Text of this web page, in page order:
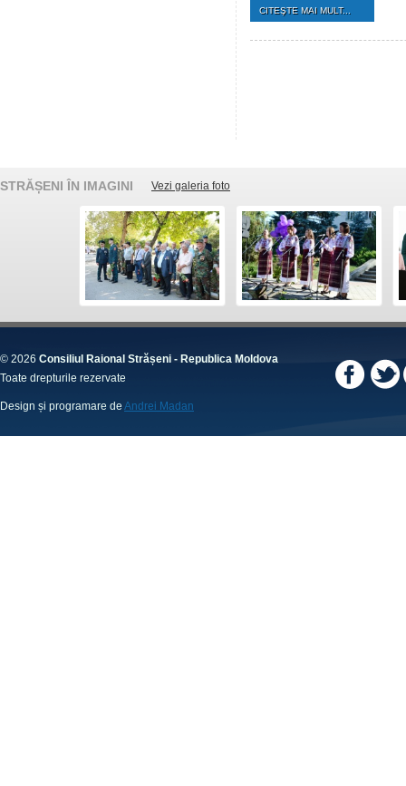
CITEŞTE MAI MULT...
STRĂȘENI ÎN IMAGINI Vezi galeria foto
© 2026 Consiliul Raional Strășeni - Republica Moldova
Toate drepturile rezervate
Design și programare de Andrei Madan